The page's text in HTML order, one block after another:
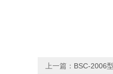
上一篇： BSC-2006